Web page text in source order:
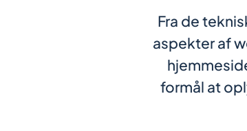
Fra de
aspekter af
formål at